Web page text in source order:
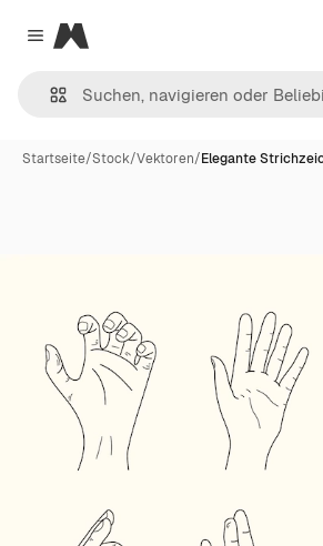
Close menu
Magnific
Startseite/Stock/Vektoren/Elegante